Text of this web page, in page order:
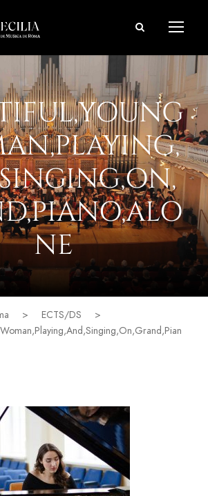
NE
> ECTS/DS
>